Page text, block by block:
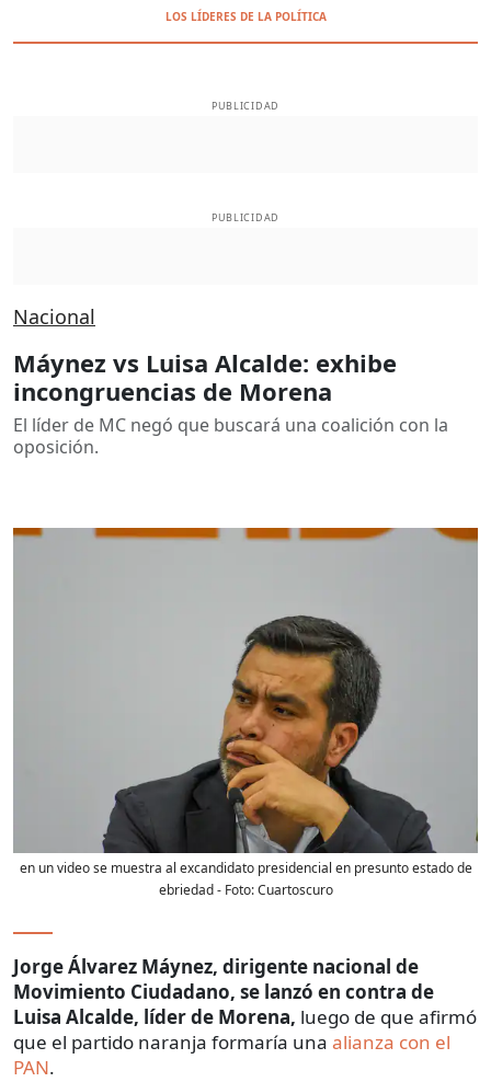
LOS LÍDERES DE LA POLÍTICA
PUBLICIDAD
PUBLICIDAD
Nacional
Máynez vs Luisa Alcalde: exhibe
incongruencias de Morena
El líder de MC negó que buscará una coalición con la
oposición.
en un video se muestra al excandidato presidencial en presunto estado de
ebriedad- Foto:Cuartoscuro
Jorge Álvarez Máynez, dirigente nacional de
Movimiento Ciudadano, se lanzó en contra de
Luisa Alcalde, líder de Morena, luego de que afirmó
que el partido naranja formaría una alianza con el
PAN.